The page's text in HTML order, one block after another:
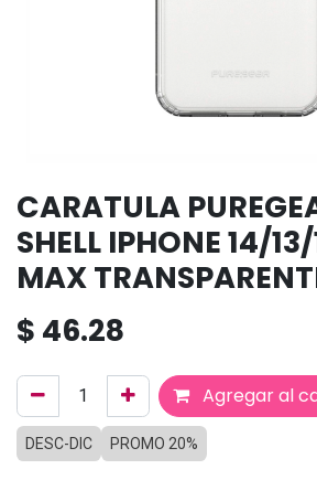
CARATULA
SHELL IPHONE 14/
MAX
$ 46.28
Agregar al
DESC-DIC PROMO 20%